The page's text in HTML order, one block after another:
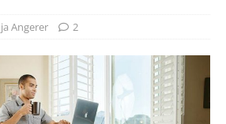
Angerer 2